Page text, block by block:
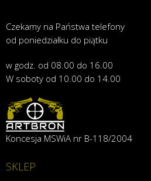
Czekamy na Państwa telefony
od poniedziałku do piątku
w godz. od 08.00 do 16.00
W soboty od 10.00 do 14.00
Koncesja MSWiA nr B-118/2004
SKLEP